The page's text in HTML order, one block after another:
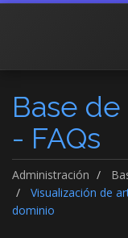
Base
- FAQs
Administración
Visualización de
dominio